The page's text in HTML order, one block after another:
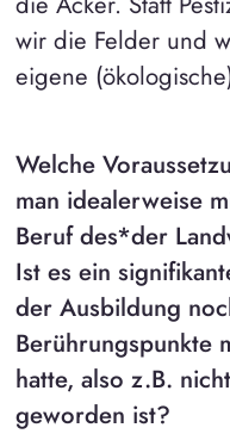
wir die Felder und
eigene
Welche
man idealerweise
Beruf des*der
Ist es ein
der Ausbildung
Berührungspunkte
hatte, also z.B.
geworden ist?